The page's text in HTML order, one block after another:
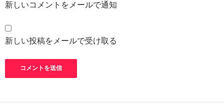
新しいコメントをメールで通知
新しい投稿をメールで受け取る